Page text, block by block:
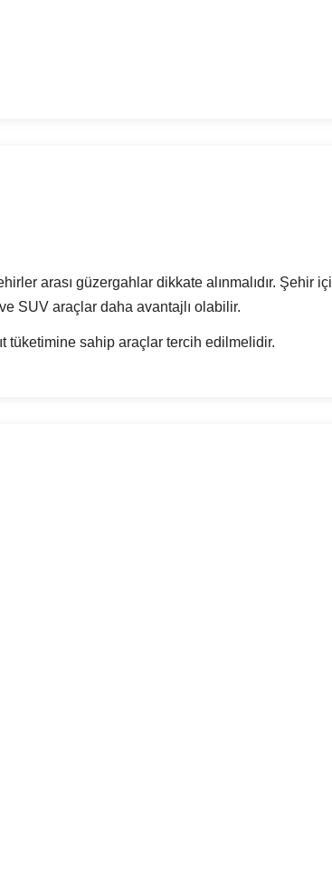
arası güzergahlar dikkate alınmalıdır. Şehir içi
SUV araçlar daha avantajlı olabilir.
tüketimine sahip araçlar tercih edilmelidir.